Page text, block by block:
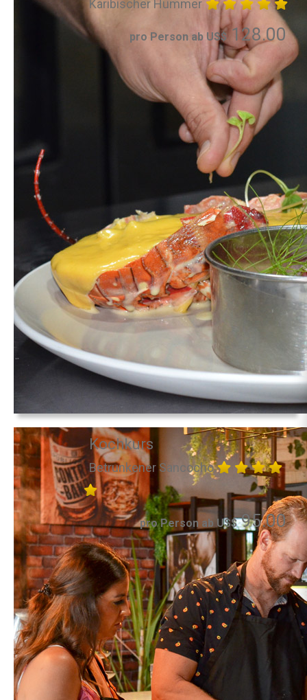
Karibischer Hummer
pro Person ab US$128.00
Kochkurs
Betrunkener Sancocho
pro Person ab US$95.00